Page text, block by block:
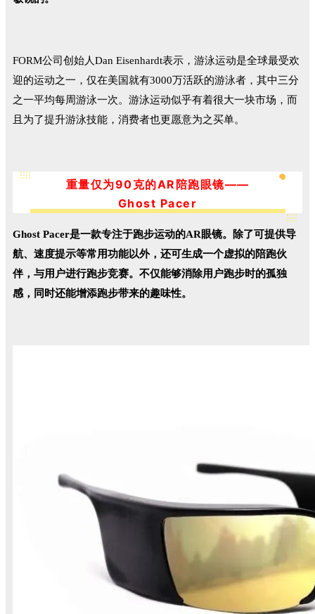
FORM公司创始人Dan Eisenhardt表示，游泳运动是全球最受欢
迎的运动之一，仅在美国就有3000万活跃的游泳者，其中三分
之一平均每周游泳一次。游泳运动似乎有着很大一块市场，而
且为了提升游泳技能，消费者也更愿意为之买单。
重量仅为90克的AR陪跑眼镜——
Ghost Pacer
Ghost Pacer是一款专注于跑步运动的AR眼镜。
除了可提供导
航、速度提示等常用功能以外，还可生成一个虚拟的陪跑伙
伴，与用户进行跑步竞赛。 不仅能够消除用户跑步时的孤独
感，同时还能增添跑步带来的趣味性。